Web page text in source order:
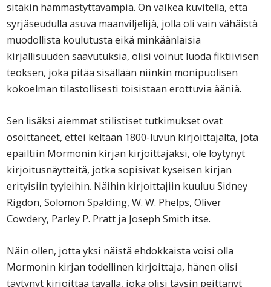
sitäkin hämmästyttävämpiä. On vaikea kuvitella, että
syrjäseudulla asuva maanviljelijä, jolla oli vain vähäistä
muodollista koulutusta eikä minkäänlaisia
kirjallisuuden saavutuksia, olisi voinut luoda fiktiivisen
teoksen, joka pitää sisällään niinkin monipuolisen
kokoelman tilastollisesti toisistaan erottuvia ääniä.
Sen lisäksi aiemmat stilistiset tutkimukset ovat
osoittaneet, ettei keltään 1800-luvun kirjoittajalta, jota
epäiltiin Mormonin kirjan kirjoittajaksi, ole löytynyt
kirjoitusnäytteitä, jotka sopisivat kyseisen kirjan
erityisiin tyyleihin. Näihin kirjoittajiin kuuluu Sidney
Rigdon, Solomon Spalding, W. W. Phelps, Oliver
Cowdery, Parley P. Pratt ja Joseph Smith itse.
Näin ollen, jotta yksi näistä ehdokkaista voisi olla
Mormonin kirjan todellinen kirjoittaja, hänen olisi
täytynyt kirjoittaa tavalla, joka olisi täysin peittänyt